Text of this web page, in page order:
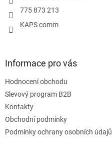
775 873 213
KAPS comm
Informace pro vás
Hodnocení obchodu
Slevový program B2B
Kontakty
Obchodní podmínky
Podmínky ochrany osobních údajů